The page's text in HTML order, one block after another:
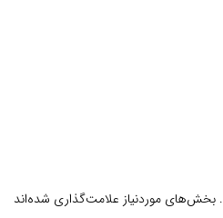
بخش‌های موردنیاز علامت‌گذاری شده‌اند